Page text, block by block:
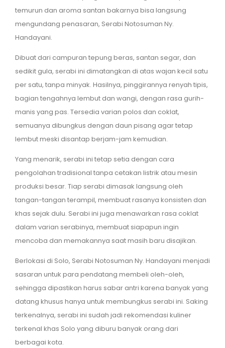
temurun dan aroma santan bakarnya bisa langsung
mengundang penasaran, Serabi Notosuman Ny.
Handayani.
Dibuat dari campuran tepung beras, santan segar, dan
sedikit gula, serabi ini dimatangkan di atas wajan kecil satu
per satu, tanpa minyak. Hasilnya, pinggirannya renyah tipis,
bagian tengahnya lembut dan wangi, dengan rasa gurih-
manis yang pas. Tersedia varian polos dan coklat,
semuanya dibungkus dengan daun pisang agar tetap
lembut meski disantap berjam-jam kemudian.
Yang menarik, serabi ini tetap setia dengan cara
pengolahan tradisional tanpa cetakan listrik atau mesin
produksi besar. Tiap serabi dimasak langsung oleh
tangan-tangan terampil, membuat rasanya konsisten dan
khas sejak dulu. Serabi ini juga menawarkan rasa coklat
dalam varian serabinya, membuat siapapun ingin
mencoba dan memakannya saat masih baru disajikan.
Berlokasi di Solo, Serabi Notosuman Ny. Handayani menjadi
sasaran untuk para pendatang membeli oleh-oleh,
sehingga dipastikan harus sabar antri karena banyak yang
datang khusus hanya untuk membungkus serabi ini. Saking
terkenalnya, serabi ini sudah jadi rekomendasi kuliner
terkenal khas Solo yang diburu banyak orang dari
berbagai kota.